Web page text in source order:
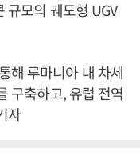
규모의 궤도형 UGV
해 루마니아 내 차세
구축하고, 유럽 전역
자